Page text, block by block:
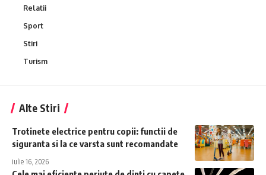
Relatii
Sport
Stiri
Turism
Alte Stiri
Trotinete electrice pentru copii: functii de
siguranta si la ce varsta sunt recomandate
iulie 16, 2026